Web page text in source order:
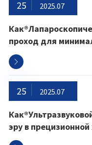
25 2025.07
проход для

25 2025.07
эру в прецизионной